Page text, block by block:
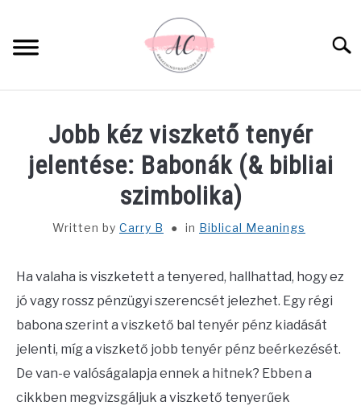
content
SPIRITUAL MEANINGS
DREAM MEANINGS
ASTROLOGY
Jobb kéz viszkető tenyér
jelentése: Babonák (& bibliai
szimbolika)
Written by Carry B in Biblical Meanings
Ha valaha is viszketett a tenyered, hallhattad, hogy ez
jó vagy rossz pénzügyi szerencsét jelezhet. Egy régi
babona szerint a viszkető bal tenyér pénz kiadását
jelenti, míg a viszkető jobb tenyér pénz beérkezését.
De van-e valóságalapja ennek a hitnek? Ebben a
cikkben megvizsgáljuk a viszkető tenyerűek